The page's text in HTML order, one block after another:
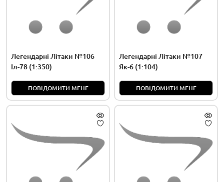
Легендарні Літаки №106
Іл-78 (1:350)
ПОВІДОМИТИ МЕНЕ
Легендарні Літаки №107
Як-6 (1:104)
ПОВІДОМИТИ МЕНЕ